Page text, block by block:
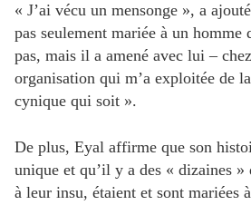
« J’ai vécu un mensonge », a
pas seulement mariée à un homme
pas, mais il a amené avec lui –
organisation qui m’a exploitée de
cynique qui soit ».
De plus, Eyal affirme que son
unique et qu’il y a des « dizaines »
à leur insu, étaient et sont mariées